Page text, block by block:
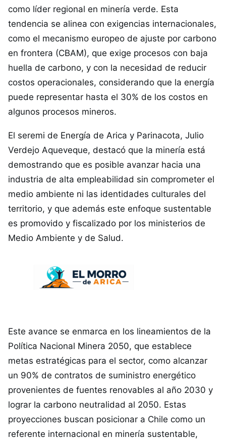
como líder regional en minería verde. Esta
tendencia se alinea con exigencias internacionales,
como el mecanismo europeo de ajuste por carbono
en frontera (CBAM), que exige procesos con baja
huella de carbono, y con la necesidad de reducir
costos operacionales, considerando que la energía
puede representar hasta el 30% de los costos en
algunos procesos mineros.
El seremi de Energía de Arica y Parinacota, Julio
Verdejo Aqueveque, destacó que la minería está
demostrando que es posible avanzar hacia una
industria de alta empleabilidad sin comprometer el
medio ambiente ni las identidades culturales del
territorio, y que además este enfoque sustentable
es promovido y fiscalizado por los ministerios de
Medio Ambiente y de Salud.
Este avance se enmarca en los lineamientos de la
Política Nacional Minera 2050, que establece
metas estratégicas para el sector, como alcanzar
un 90% de contratos de suministro energético
provenientes de fuentes renovables al año 2030 y
lograr la carbono neutralidad al 2050. Estas
proyecciones buscan posicionar a Chile como un
referente internacional en minería sustentable,